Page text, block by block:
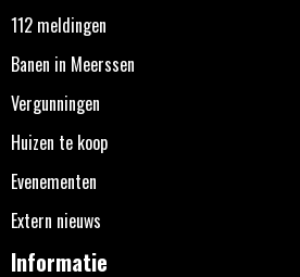
112 meldingen
Banen in Meerssen
Vergunningen
Huizen te koop
Evenementen
Extern nieuws
Informatie